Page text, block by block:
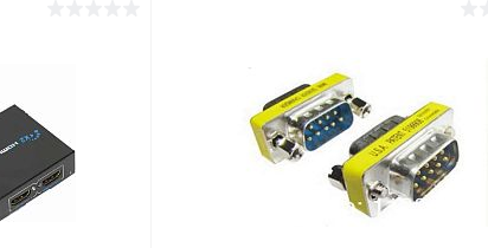
В наличии (1)
Сравнение
В избранное В наличии (1)